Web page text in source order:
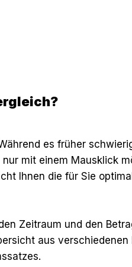
es früher
mit einem Mausklick
Ihnen die für Sie
Zeitraum und den
aus